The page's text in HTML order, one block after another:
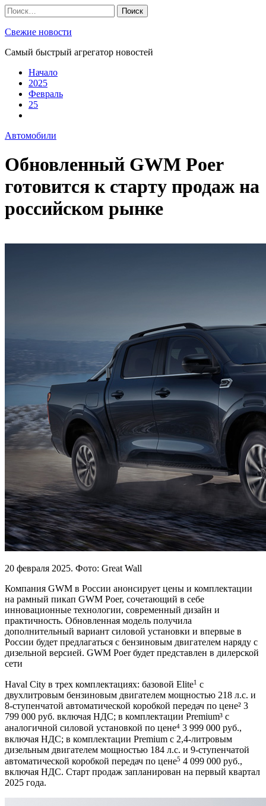
Skip
to
content
Найти:
Свежие новости
Самый быстрый агрегатор новостей
Начало
2025
Февраль
25
Автомобили
Обновленный GWM Poer
готовится к старту продаж на
российском рынке
20 февраля 2025. Фото: Great Wall
Компания GWM в России анонсирует цены и комплектации
на рамный пикап GWM Poer, сочетающий в себе
инновационные технологии, современный дизайн и
практичность. Обновленная модель получила
дополнительный вариант силовой установки и впервые в
России будет предлагаться с бензиновым двигателем наряду с
дизельной версией. GWM Poer будет представлен в дилерской
сети
Haval City в трех комплектациях: базовой Elite1 с
двухлитровым бензиновым двигателем мощностью 218 л.с. и
8-ступенчатой автоматической коробкой передач по цене² 3
799 000 руб. включая НДС; в комплектации Premium³ с
аналогичной силовой установкой по цене4 3 999 000 руб.,
включая НДС; в комплектации Premium с 2,4-литровым
дизельным двигателем мощностью 184 л.с. и 9-ступенчатой
автоматической коробкой передач по цене5 4 099 000 руб.,
включая НДС. Старт продаж запланирован на первый квартал
2025 года.